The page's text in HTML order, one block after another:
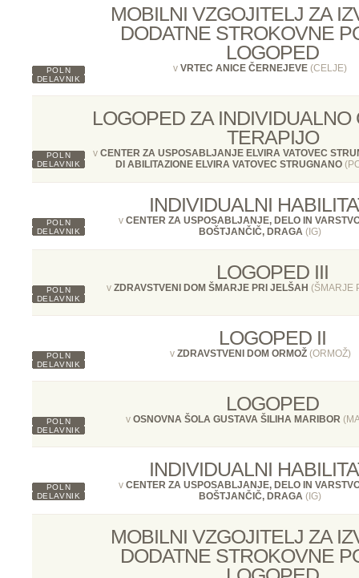
MOBILNI VZGOJITELJ ZA
DODATNE STROKOVNE
LOGOPED
POLN
DELAVNIK
v VRTEC ANICE ČERNEJEVE (CELJE)
LOGOPED ZA INDIVIDUALNO
TERAPIJO
POLN
DELAVNIK
v CENTER ZA USPOSABLJANJE ELVIRA VATOVEC
DI ABILITAZIONE ELVIRA VATOVEC STRUGNANO
INDIVIDUALNI
POLN
DELAVNIK
v CENTER ZA USPOSABLJANJE, DELO IN
BOŠTJANČIČ, DRAGA (IG)
LOGOPED III
POLN
DELAVNIK
v ZDRAVSTVENI DOM ŠMARJE PRI JELŠAH (ŠMARJE
LOGOPED II
POLN
DELAVNIK
v ZDRAVSTVENI DOM ORMOŽ(ORMOŽ)
LOGOPED
POLN
DELAVNIK
v OSNOVNA ŠOLA GUSTAVA ŠILIHA MARIBOR
INDIVIDUALNI
POLN
DELAVNIK
v CENTER ZA USPOSABLJANJE, DELO IN
BOŠTJANČIČ, DRAGA (IG)
MOBILNI VZGOJITELJ ZA
DODATNE STROKOVNE